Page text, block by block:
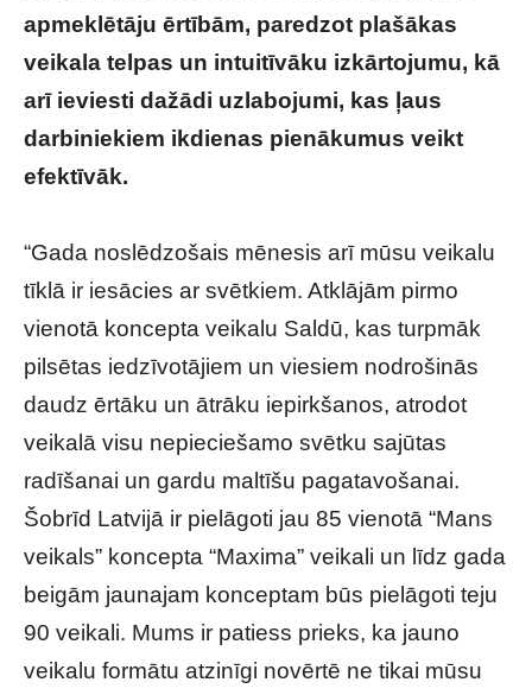
apmeklētāju ērtībām, paredzot plašākas
veikala telpas un intuitīvāku izkārtojumu, kā
arī ieviesti dažādi uzlabojumi, kas ļaus
darbiniekiem ikdienas pienākumus veikt
efektīvāk.
“Gada noslēdzošais mēnesis arī mūsu veikalu
tīklā ir iesācies ar svētkiem. Atklājām pirmo
vienotā koncepta veikalu Saldū, kas turpmāk
pilsētas iedzīvotājiem un viesiem nodrošinās
daudz ērtāku un ātrāku iepirkšanos, atrodot
veikalā visu nepieciešamo svētku sajūtas
radīšanai un gardu maltīšu pagatavošanai.
Šobrīd Latvijā ir pielāgoti jau 85 vienotā “Mans
veikals” koncepta “Maxima” veikali un līdz gada
beigām jaunajam konceptam būs pielāgoti teju
90 veikali. Mums ir patiess prieks, ka jauno
veikalu formātu atzinīgi novērtē ne tikai mūsu